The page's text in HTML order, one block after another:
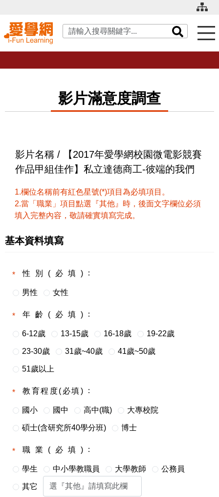
關鍵字搜尋
影片滿意度調查
影片名稱 / 【2017年愛學網校園微電影競賽
作品甲組佳作】私立達德商工-彼端的我們
1.欄位名稱前有紅色星號(*)項目為必填項目。
2.當「職業」項目點選『其他』時，後面文字欄位必須
填入完整內容，敬請確實填寫完成。
基本資料填寫
性別(必填)
男性 女性
年齡(必填)
6-12歲 13-15歲 16-18歲 19-22歲
23-30歲 31歲~40歲 41歲~50歲
51歲以上
教育程度(必填)
國小 國中 高中(職) 大專校院
碩士(含研究所40學分班) 博士
職業(必填)
學生 中小學教職員 大學教師 公務員
其它